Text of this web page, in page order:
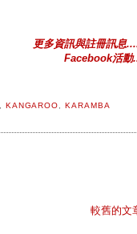
更多資訊與註冊訊息
Facebook活動
, KANGAROO, KARAMBA
較舊的文